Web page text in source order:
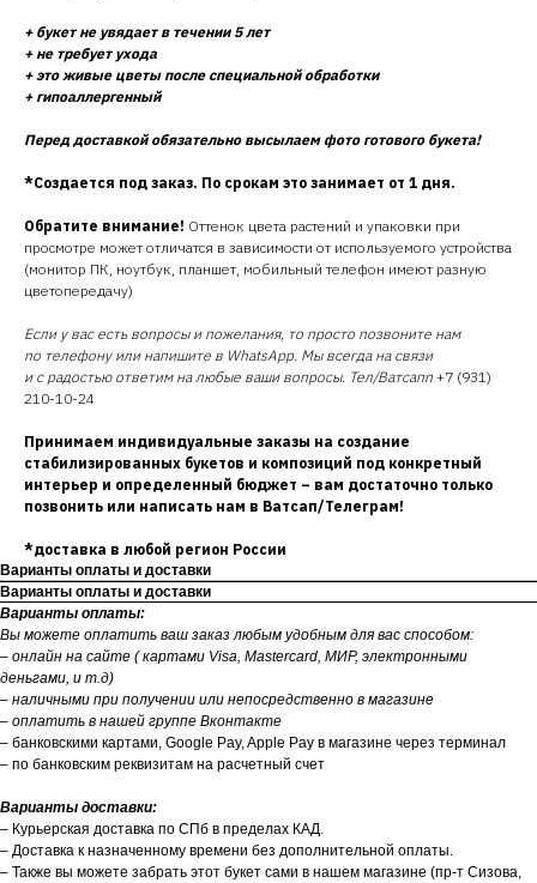
+ букет не увядает в течении 5 лет
+ не требует ухода
+ это живые цветы после специальной обработки
+ гипоаллергенный
Перед доставкой обязательно высылаем фото готового букета!
*Создается под заказ. По срокам это занимает от 1 дня.
Обратите внимание! Оттенок цвета растений и упаковки при
просмотре может отличатся в зависимости от используемого устройства
(монитор ПК, ноутбук, планшет, мобильный телефон имеют разную
цветопередачу)
Если у вас есть вопросы и пожелания, то просто позвоните нам
по телефону или напишите в WhatsApp. Мы всегда на связи
и с радостью ответим на любые ваши вопросы. Тел/Ватсапп+7 (931)
210-10-24
Принимаем индивидуальные заказы на создание
стабилизированных букетов и композиций под конкретный
интерьер и определенный бюджет – вам достаточно только
позвонить или написать нам в Ватсап/Телеграм!
*доставка в любой регион России
Варианты оплаты и доставки
Варианты оплаты и доставки
Варианты оплаты:
Вы можете оплатить ваш заказ любым удобным для вас способом:
– онлайн на сайте ( картами Visa, Mastercard, МИР, электронными
деньгами, и т.д)
– наличными при получении или непосредственно в магазине
– оплатить в нашей группе Вконтакте
– банковскими картами, Google Pay, Apple Pay в магазине через терминал
– по банковским реквизитам на расчетный счет
Варианты доставки:
– Курьерская доставка по СПб в пределах КАД.
– Доставка к назначенному времени без дополнительной оплаты.
– Также вы можете забрать этот букет сами в нашем магазине (пр-т Сизова,